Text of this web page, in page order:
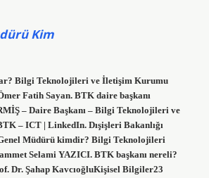
Kim
Bilgi Teknolojileri ve İletişim Kurumu
Fatih Sayan. BTK daire başkanı
– Daire Başkanı – ​​Bilgi Teknolojileri ve
– ICT | LinkedIn. Dışişleri Bakanlığı
Müdürü kimdir? Bilgi Teknolojileri
Selami YAZICI. BTK başkanı nereli?
Dr. Şahap KavcıoğluKişisel Bilgiler23